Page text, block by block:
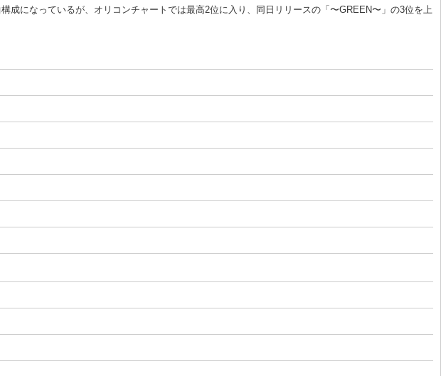
成になっているが、オリコンチャートでは最高2位に入り、同日リリースの「〜GREEN〜」の3位を上